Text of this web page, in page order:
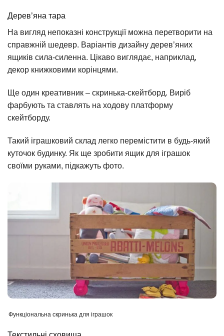
Дерев’яна тара
На вигляд непоказні конструкції можна перетворити на
справжній шедевр. Варіантів дизайну дерев’яних
ящиків сила-силенна. Цікаво виглядає, наприклад,
декор книжковими корінцями.
Ще один креативник – скринька-скейтборд. Виріб
фарбують та ставлять на ходову платформу
скейтборду.
Такий іграшковий склад легко перемістити в будь-який
куточок будинку. Як ще зробити ящик для іграшок
своїми руками, підкажуть фото.
Функціональна скринька для іграшок